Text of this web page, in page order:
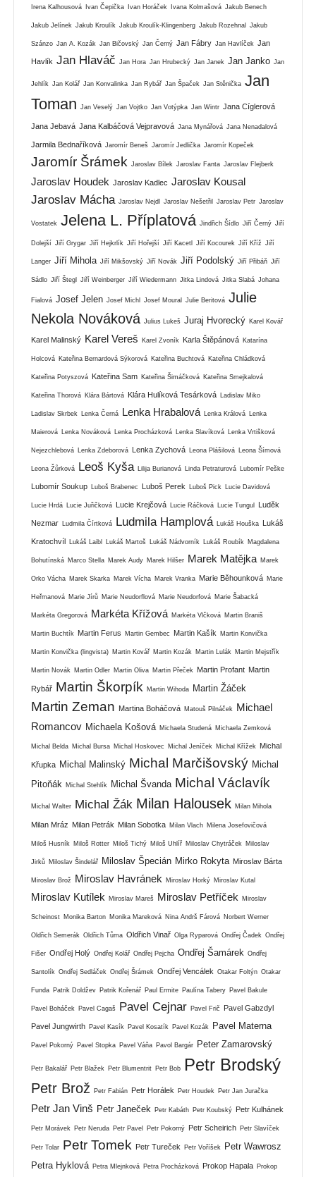
Irena Kalhousová Ivan Čepička Ivan Horáček Ivana Kolmašová Jakub Benech
Jakub Jelínek Jakub Kroulík Jakub Kroulík-Klingenberg Jakub Rozehnal Jakub
Szánzo Jan A. Kozák Jan Bičovský Jan Černý Jan Fábry Jan Havlíček Jan
Havlík Jan Hlaváč Jan Hora Jan Hrubecký Jan Janek Jan Janko Jan
Jehlík Jan Kolář Jan Konvalinka Jan Rybář Jan Špaček Jan Stěnička Jan
Toman
Jan Veselý Jan Vojtko Jan Votýpka Jan Wintr Jana Cíglerová
Jana Jebavá Jana Kalbáčová Vejpravová Jana Mynářová Jana Nenadalová
Jarmila Bednaříková Jaromír Beneš Jaromír Jedlička Jaromír Kopeček
Jaromír Šrámek Jaroslav Bílek Jaroslav Fanta Jaroslav Flejberk
Jaroslav Houdek Jaroslav Kadlec Jaroslav Kousal
Jaroslav Mácha Jaroslav Nejdl Jaroslav Nešetřil Jaroslav Petr Jaroslav
Vostatek Jelena L. Příplatová Jindřich Šídlo Jiří Černý Jiří
Dolejší Jiří Grygar Jiří Hejkrlík Jiří Hořejší Jiří Kacetl Jiří Kocourek Jiří Kříž Jiří
Langer Jiří Mihola Jiří Mikšovský Jiří Novák Jiří Podolský Jiří Přibáň Jiří
Sádlo Jiří Štegl Jiří Weinberger Jiří Wiedermann Jitka Lindová Jitka Slabá Johana
Fialová Josef Jelen Josef Michl Josef Moural Julie Beritová Julie
Nekola Nováková Julius Lukeš Juraj Hvorecký Karel Kovář
Karel Malinský Karel Vereš Karel Zvoník Karla Štěpánová Katarína
Holcová Kateřina Bernardová Sýkorová Kateřina Buchtová Kateřina Chládková
Kateřina Potyszová Kateřina Sam Kateřina Šimáčková Kateřina Smejkalová
Kateřina Thorová Klára Bártová Klára Hulíková Tesárková Ladislav Miko
Ladislav Skrbek Lenka Černá Lenka Hrabalová Lenka Králová Lenka
Maierová Lenka Nováková Lenka Procházková Lenka Slavíková Lenka Vrtišková
Nejezchlebová Lenka Zdeborová Lenka Zychová Leona Plášilová Leona Šímová
Leona Žůrková Leoš Kyša Lilija Burianová Linda Petraturová Lubomír Peške
Lubomír Soukup Luboš Brabenec Luboš Perek Luboš Pick Lucie Davidová
Lucie Hrdá Lucie Juřičková Lucie Krejčová Lucie Ráčková Lucie Tungul Luděk
Nezmar Ludmila Čírtková Ludmila Hamplová Lukáš Houška Lukáš
Kratochvíl Lukáš Laibl Lukáš Martoš Lukáš Nádvorník Lukáš Roubík Magdalena
Bohutínská Marco Stella Marek Audy Marek Hilšer Marek Matějka Marek
Orko Vácha Marek Skarka Marek Vícha Marek Vranka Marie Běhounková Marie
Heřmanová Marie Jírů Marie Neudorflová Marie Neudorfová Marie Šabacká
Markéta Gregorová Markéta Křížová Markéta Vlčková Martin Braniš
Martin Buchtík Martin Ferus Martin Gembec Martin Kašík Martin Konvička
Martin Konvička (lingvista) Martin Kovář Martin Kozák Martin Lulák Martin Mejstřík
Martin Novák Martin Odler Martin Oliva Martin Přeček Martin Profant Martin
Rybář Martin Škorpík Martin Wihoda Martin Žáček
Martin Zeman Martina Boháčová Matouš Pilnáček
Michael
Romancov Michaela Košová Michaela Studená Michaela Zemková
Michal Belda Michal Bursa Michal Hoskovec Michal Jeníček Michal Křížek Michal
Křupka Michal Malinský Michal Marčišovský Michal
Pitoňák
Michal Stehlík Michal Švanda Michal Václavík
Michal Walter Michal Žák Milan Halousek Milan Mihola
Milan Mráz Milan Petrák Milan Sobotka Milan Vlach Milena Josefovičová
Miloš Husník Miloš Rotter Miloš Tichý Miloš Uhlíř Miloslav Chytráček Miloslav
Jirků Miloslav Šindelář Miloslav Špecián Mirko Rokyta Miroslav Bárta
Miroslav Brož Miroslav Havránek Miroslav Horký Miroslav Kutal
Miroslav Kutílek Miroslav Mareš Miroslav Petříček Miroslav
Scheinost Monika Barton Monika Mareková Nina Andrš Fárová Norbert Werner
Oldřich Semerák Oldřich Tůma Oldřich Vinař Olga Ryparová Ondřej Čadek Ondřej
Fišer Ondřej Holý Ondřej Kolář Ondřej Pejcha Ondřej Šamárek Ondřej
Santolík Ondřej Sedláček Ondřej Šrámek Ondřej Vencálek Otakar Foltýn Otakar
Funda Patrik Doldžev Patrik Kořenář Paul Ermite Paulína Tabery Pavel Bakule
Pavel Boháček Pavel Cagaš Pavel Cejnar Pavel Frič Pavel Gabzdyl
Pavel Jungwirth Pavel Kasík Pavel Kosatík Pavel Kozák Pavel Materna
Pavel Pokorný Pavel Stopka Pavel Váňa Pavol Bargár Peter Zamarovský
Petr Bakalář Petr Blažek Petr Blumentrit Petr Bob Petr Brodský
Petr Brož Petr Fabián Petr Horálek Petr Houdek Petr Jan Juračka
Petr Jan Vinš Petr Janeček Petr Kabáth Petr Koubský Petr Kulhánek
Petr Morávek Petr Neruda Petr Pavel Petr Pokorný Petr Scheirich Petr Slavíček
Petr Tolar Petr Tomek Petr Tureček Petr Voříšek
Petr Wawrosz
Petra Hyklová Petra Mlejnková Petra Procházková Prokop Hapala Prokop